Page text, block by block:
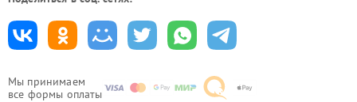
Мы принимаем
все формы оплаты